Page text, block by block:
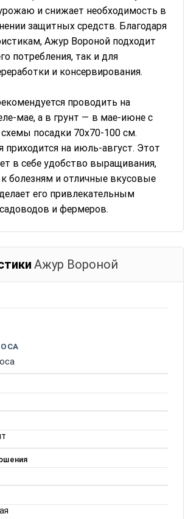
и снижает необходимость в
защитных средств. Благодаря
Ажур Вороной подходит
потребления, так и для
и консервирования.
проводить на
мае, а в грунт — в мае-июне с
посадки 70x70-100 см.
приходится на июль-август. Этот
в себе удобство выращивания,
болезням и отличные вкусовые
его привлекательным
и фермеров.
Ажур Вороной